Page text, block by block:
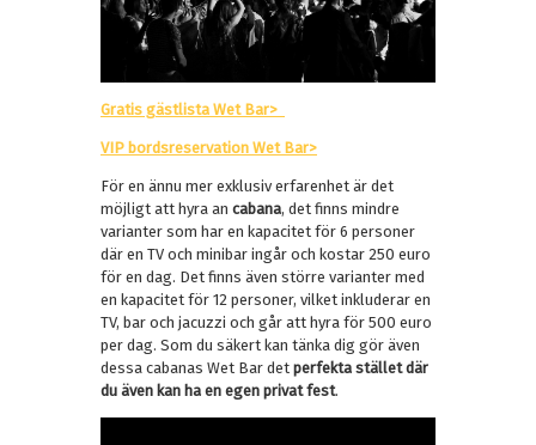
Gratis gästlista Wet Bar>
VIP bordsreservation Wet Bar>
För en ännu mer exklusiv erfarenhet är det
möjligt att hyra an cabana, det finns mindre
varianter som har en kapacitet för 6 personer
där en TV och minibar ingår och kostar 250 euro
för en dag. Det finns även större varianter med
en kapacitet för 12 personer, vilket inkluderar en
TV, bar och jacuzzi och går att hyra för 500 euro
per dag. Som du säkert kan tänka dig gör även
dessa cabanas Wet Bar det perfekta stället där
du även kan ha en egen privat fest.